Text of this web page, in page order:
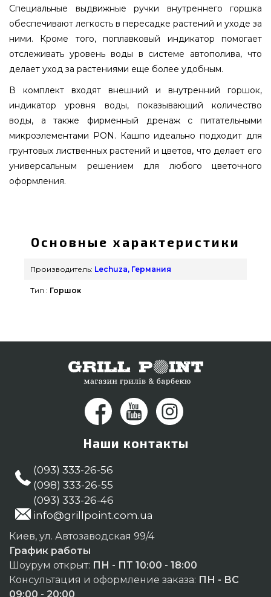
Специальные выдвижные ручки внутреннего горшка
обеспечивают легкость в пересадке растений и уходе за
ними. Кроме того, поплавковый индикатор помогает
отслеживать уровень воды в системе автополива, что
делает уход за растениями еще более удобным.
В комплект входят внешний и внутренний горшок,
индикатор уровня воды, показывающий количество
воды, а также фирменный дренаж с питательными
микроэлементами PON. Кашпо идеально подходит для
грунтовых лиственных растений и цветов, что делает его
универсальным решением для любого цветочного
оформления.
производителя Lechuza, Германия по актуальной
цене всего 3 029 грн. в интернет каталоге
грилей и мангалов GrillPoint. Посмотрите и
каталоге интернет магазина grillpoint.com.ua
Херсон, Тернополь, Мелитополь
Основные характеристики
Производитель: Lechuza, Германия
Тип : Горшок
Наши контакты
(093) 333-26-56
(098) 333-26-55
(093) 333-26-46
info@grillpoint.com.ua
Киев, ул. Автозаводская 99/4
График работы
Шоурум открыт: ПН - ПТ 10:00 - 18:00
Консультация и оформление заказа: ПН - ВС
09:00 - 20:00